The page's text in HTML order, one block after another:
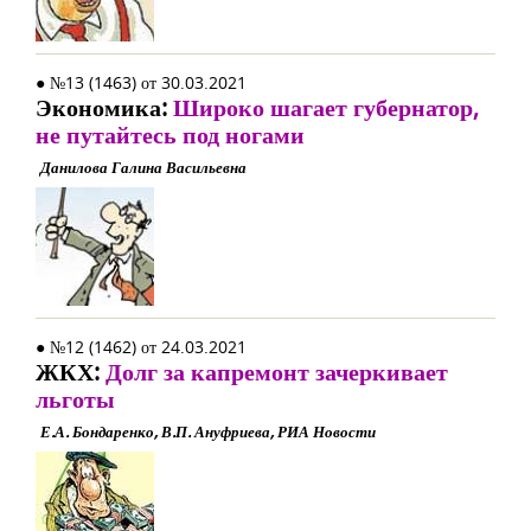
● №13 (1463) от 30.03.2021
Экономика:Широко шагает губернатор,
не путайтесь под ногами
Данилова Галина Васильевна
● №12 (1462) от 24.03.2021
ЖКХ:Долг за капремонт зачеркивает
льготы
Е.А. Бондаренко, В.П. Ануфриева, РИА Новости